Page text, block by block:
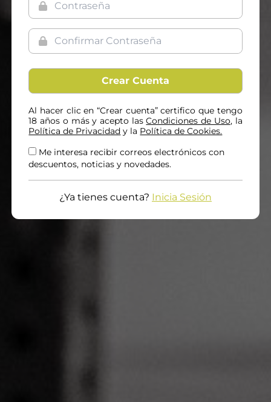
Al hacer clic en “Crear cuenta” certifico que tengo
18 años o más y acepto lasCondiciones de Uso, la
Política de Privacidad y la Política de Cookies.
Me interesa recibir correos electrónicos con
descuentos, noticias y novedades.
¿Ya tienes cuenta? Inicia Sesión